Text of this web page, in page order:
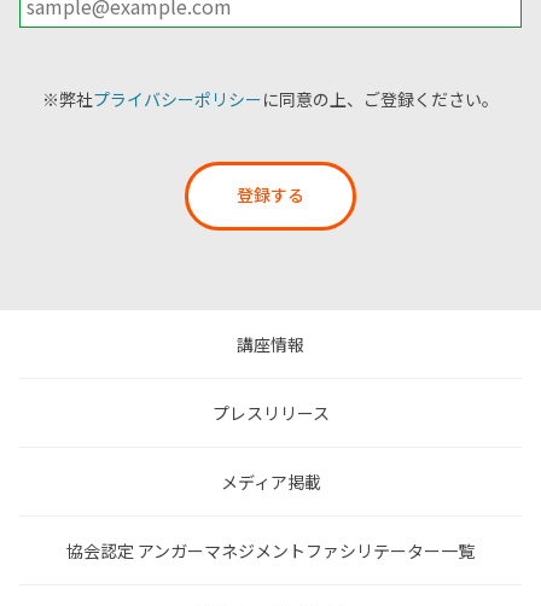
※弊社プライバシーポリシーに同意の上、ご登録ください。
登録する
講座情報
プレスリリース
メディア掲載
協会認定 アンガーマネジメントファシリテーター一覧